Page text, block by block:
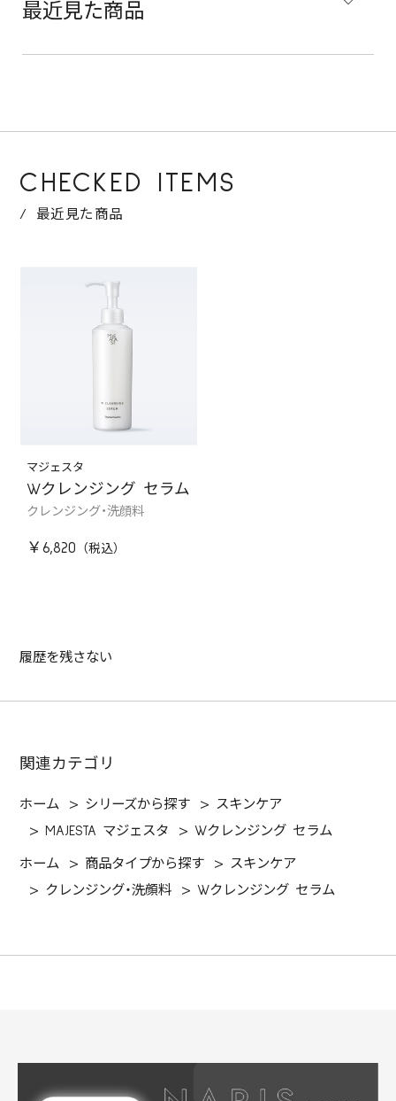
最近見た商品
CHECKED ITEMS
最近見た商品
マジェスタ
Wクレンジング セラム
クレンジング・洗顔料
￥6,820
履歴を残さない
関連カテゴリ
ホーム > シリーズから探す >
スキンケア
>
MAJESTA マジェスタ >Wクレンジング セラム
ホーム > 商品タイプから探す > スキンケア
>
クレンジング・洗顔料 > Wクレンジング セラム